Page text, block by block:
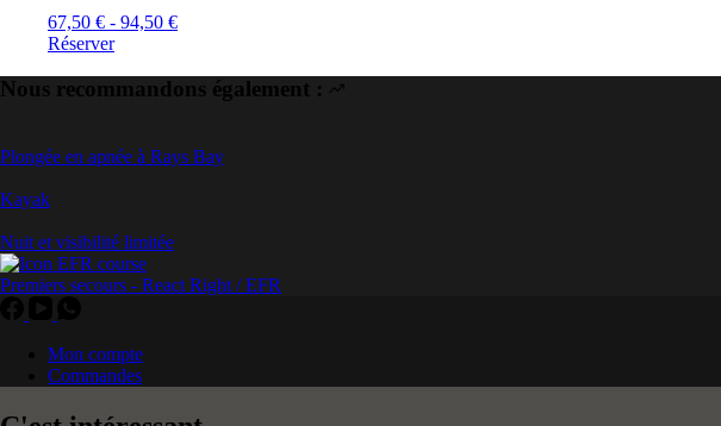
67,50 € - 94,50 €
Réserver
Nous recommandons également :
Plongée en apnée à Rays Bay
Kayak
Nuit et visibilité limitée
Premiers secours - React Right / EFR
Mon compte
Commandes